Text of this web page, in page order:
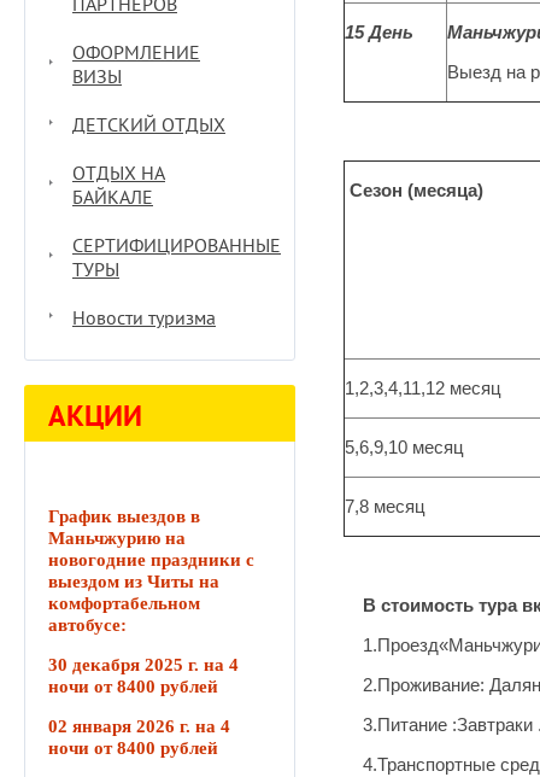
ОФОРМЛЕНИЕ
ВИЗЫ
ДЕТСКИЙ ОТДЫХ
ОТДЫХ НА
БАЙКАЛЕ
СЕРТИФИЦИРОВАННЫЕ
ТУРЫ
Новости туризма
АКЦИИ
График выездов в
Маньчжурию на
новогодние праздники с
выездом из Читы на
комфортабельном
автобусе:
30 декабря 2025 г. на 4
ночи от 8400 рублей
02 января 2026 г. на 4
ночи от 8400 рублей
15 День
Выезд на
Сезон (месяца)
1,2,3,4,11,12 месяц
5,6,9,10 месяц
7,8 месяц
В стоимость тура
2.Проживание:
3.Питание :Завтраки
4.Транспортные